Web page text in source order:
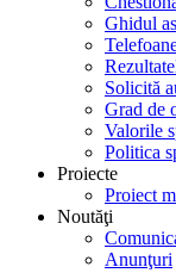
Ghidul
Solicită
Grad de
Valorile
Politica
Proiecte
Proiect
Noutăţi
Anunţuri